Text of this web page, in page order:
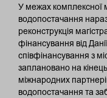
У межах комплексної
водопостачання
реконструкція
фінансування від
співфінансування з
заплановано на
міжнародних
водопостачання та